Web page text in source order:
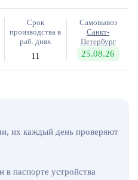
Срок
производства в
раб. днях
11
Самовывоз
Санкт-
Петербург
25.08.26
их каждый день проверяют
в паспорте устройства